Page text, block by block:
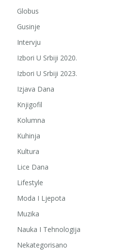
Globus
Gusinje
Intervju
Izbori U Srbiji 2020.
Izbori U Srbiji 2023.
Izjava Dana
Knjigofil
Kolumna
Kuhinja
Kultura
Lice Dana
Lifestyle
Moda I Ljepota
Muzika
Nauka I Tehnologija
Nekategorisano